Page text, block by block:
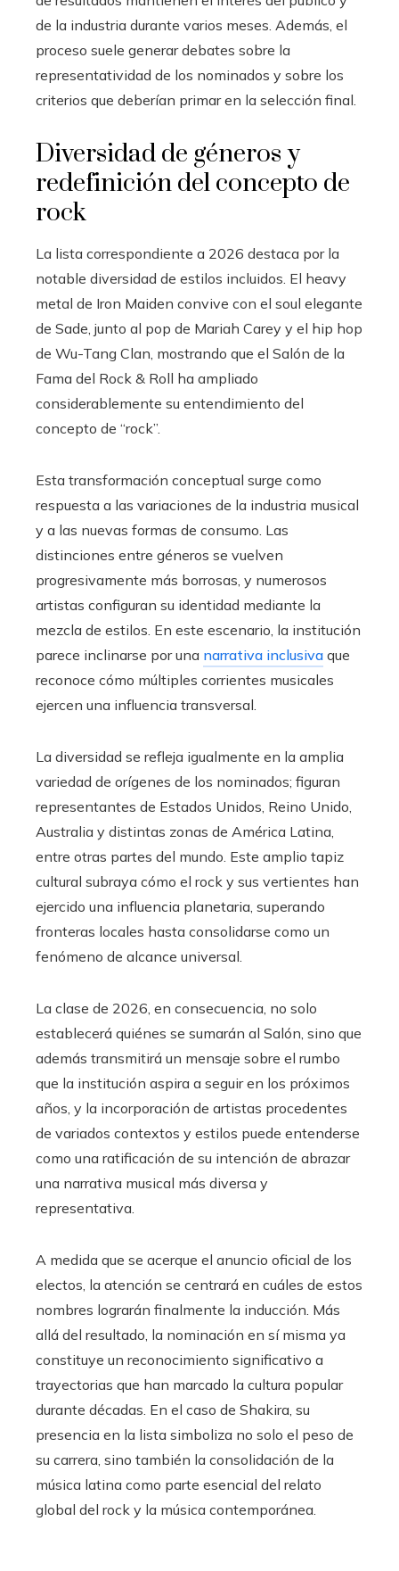
de la industria durante varios meses. Además, el
proceso suele generar debates sobre la
representatividad de los nominados y sobre los
criterios que deberían primar en la selección final.
Diversidad de géneros y
redefinición del concepto de
rock
La lista correspondiente a 2026 destaca por la
notable diversidad de estilos incluidos. El heavy
metal de Iron Maiden convive con el soul elegante
de Sade, junto al pop de Mariah Carey y el hip hop
de Wu-Tang Clan, mostrando que el Salón de la
Fama del Rock & Roll ha ampliado
considerablemente su entendimiento del
concepto de “rock”.
Esta transformación conceptual surge como
respuesta a las variaciones de la industria musical
y a las nuevas formas de consumo. Las
distinciones entre géneros se vuelven
progresivamente más borrosas, y numerosos
artistas configuran su identidad mediante la
mezcla de estilos. En este escenario, la institución
parece inclinarse por una narrativa inclusiva que
reconoce cómo múltiples corrientes musicales
ejercen una influencia transversal.
La diversidad se refleja igualmente en la amplia
variedad de orígenes de los nominados; figuran
representantes de Estados Unidos, Reino Unido,
Australia y distintas zonas de América Latina,
entre otras partes del mundo. Este amplio tapiz
cultural subraya cómo el rock y sus vertientes han
ejercido una influencia planetaria, superando
fronteras locales hasta consolidarse como un
fenómeno de alcance universal.
La clase de 2026, en consecuencia, no solo
establecerá quiénes se sumarán al Salón, sino que
además transmitirá un mensaje sobre el rumbo
que la institución aspira a seguir en los próximos
años, y la incorporación de artistas procedentes
de variados contextos y estilos puede entenderse
como una ratificación de su intención de abrazar
una narrativa musical más diversa y
representativa.
A medida que se acerque el anuncio oficial de los
electos, la atención se centrará en cuáles de estos
nombres lograrán finalmente la inducción. Más
allá del resultado, la nominación en sí misma ya
constituye un reconocimiento significativo a
trayectorias que han marcado la cultura popular
durante décadas. En el caso de Shakira, su
presencia en la lista simboliza no solo el peso de
su carrera, sino también la consolidación de la
música latina como parte esencial del relato
global del rock y la música contemporánea.